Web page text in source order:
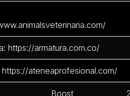
https://armatura.com.co/
https://ateneaprofesional.com/
Boost